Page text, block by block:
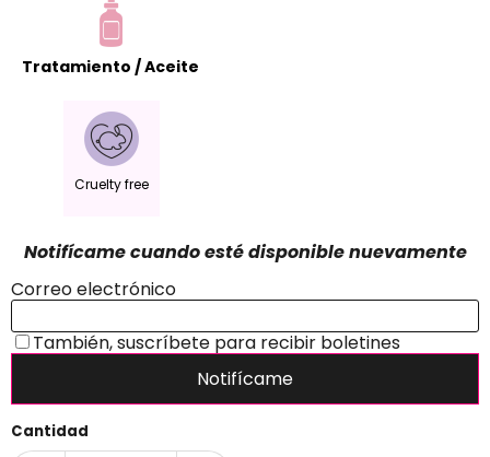
Tratamiento / Aceite
Cruelty free
Cantidad